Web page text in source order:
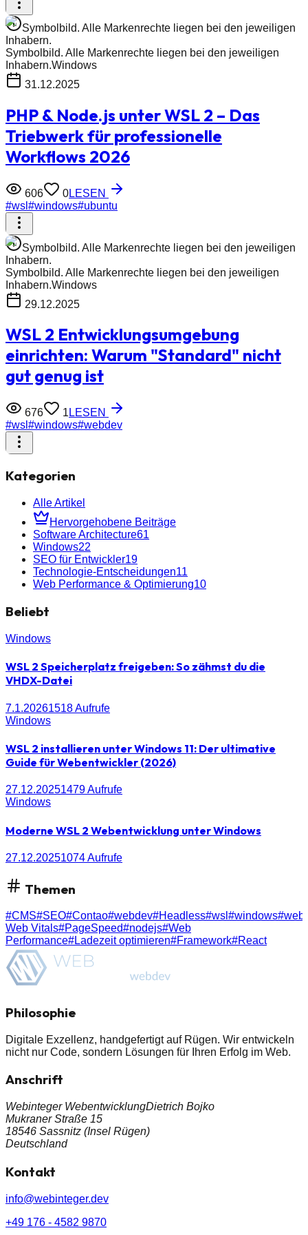
Symbolbild. Alle Markenrechte liegen bei den jeweiligen
Inhabern.
Symbolbild. Alle Markenrechte liegen bei den jeweiligen
Inhabern.Windows
31.12.2025
PHP & Node.js unter WSL 2 – Das
Triebwerk für professionelle
Workflows 2026
606 0LESEN
#wsl #windows#ubuntu
Symbolbild. Alle Markenrechte liegen bei den jeweiligen
Inhabern.
Symbolbild. Alle Markenrechte liegen bei den jeweiligen
Inhabern.Windows
29.12.2025
WSL 2 Entwicklungsumgebung
einrichten: Warum "Standard" nicht
gut genug ist
676 1 LESEN
#wsl #windows#webdev
Kategorien
Alle Artikel
Hervorgehobene Beiträge
Software Architecture61
Windows22
SEO für Entwickler19
Technologie-Entscheidungen11
Web Performance & Optimierung10
Beliebt
Windows
WSL 2 Speicherplatz freigeben: So zähmst du die
VHDX-Datei
7.1.20261518Aufrufe
Windows
WSL 2 installieren unter Windows 11: Der ultimative
Guide für Webentwickler (2026)
27.12.20251479Aufrufe
Windows
Moderne WSL 2 Webentwicklung unter Windows
27.12.20251074Aufrufe
Themen
#CMS#SEO#Contao#webdev#Headless#wsl #windows#
Web Vitals#PageSpeed#nodejs#Web
Performance#Ladezeit optimieren#Framework#React
Philosophie
Digitale Exzellenz, handgefertigt auf Rügen. Wir entwickeln
nicht nur Code, sondern Lösungen für Ihren Erfolg im Web.
Anschrift
Webinteger WebentwicklungDietrich Bojko
Mukraner Straße 15
18546 Sassnitz (Insel Rügen)
Deutschland
Kontakt
info@webinteger.dev
+49 176 - 4582 9870